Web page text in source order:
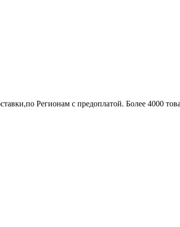
Регионам с предоплатой. Более 4000